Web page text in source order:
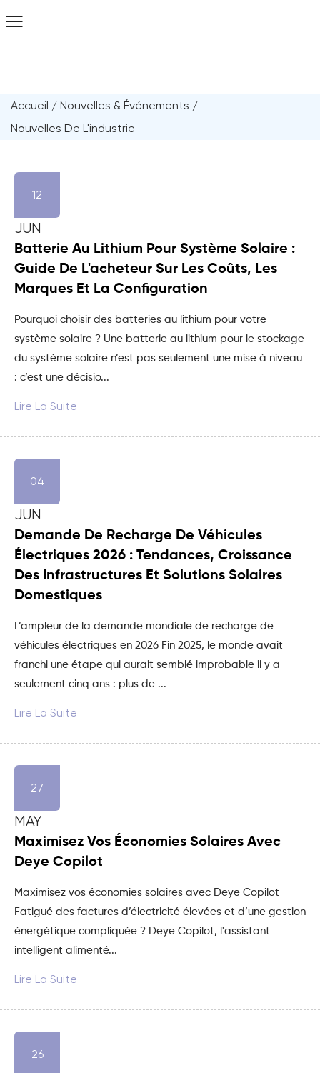
Accueil / Nouvelles & Événements /
Nouvelles De L'industrie
12
JUN
Batterie Au Lithium Pour Système Solaire :
Guide De L'acheteur Sur Les Coûts, Les
Marques Et La Configuration
Pourquoi choisir des batteries au lithium pour votre
système solaire ? Une batterie au lithium pour le stockage
du système solaire n’est pas seulement une mise à niveau
: c’est une décisio...
Lire La Suite
04
JUN
Demande De Recharge De Véhicules
Électriques 2026 : Tendances, Croissance
Des Infrastructures Et Solutions Solaires
Domestiques
L’ampleur de la demande mondiale de recharge de
véhicules électriques en 2026 Fin 2025, le monde avait
franchi une étape qui aurait semblé improbable il y a
seulement cinq ans : plus de ...
Lire La Suite
27
MAY
Maximisez Vos Économies Solaires Avec
Deye Copilot
Maximisez vos économies solaires avec Deye Copilot
Fatigué des factures d’électricité élevées et d’une gestion
énergétique compliquée ? Deye Copilot, l'assistant
intelligent alimenté...
Lire La Suite
26